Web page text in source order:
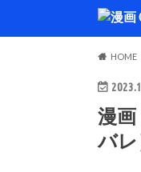
HOME
漫
バレ